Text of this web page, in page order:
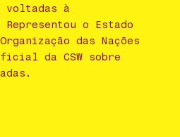
à
o Estado
das Nações
da CSW sobre